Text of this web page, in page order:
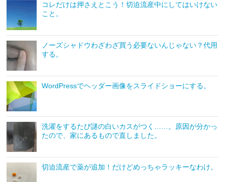
コレだけは押さえとこう！切迫流産中にしてはいけない
こと。
ノーズシャドウわざわざ買う必要ないんじゃない？代用
する。
WordPressでヘッダー画像をスライドショーにする。
洗濯をするたび謎の白いカスがつく……。原因が分かっ
たので、家にあるもので直しました。
切迫流産で薬が追加！だけどめっちゃラッキーなわけ。